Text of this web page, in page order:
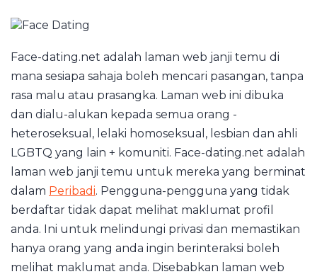
Face-dating.net adalah laman web janji temu di
mana sesiapa sahaja boleh mencari pasangan, tanpa
rasa malu atau prasangka. Laman web ini dibuka
dan dialu-alukan kepada semua orang -
heteroseksual, lelaki homoseksual, lesbian dan ahli
LGBTQ yang lain + komuniti. Face-dating.net adalah
laman web janji temu untuk mereka yang berminat
dalam Peribadi. Pengguna-pengguna yang tidak
berdaftar tidak dapat melihat maklumat profil
anda. Ini untuk melindungi privasi dan memastikan
hanya orang yang anda ingin berinteraksi boleh
melihat maklumat anda. Disebabkan laman web